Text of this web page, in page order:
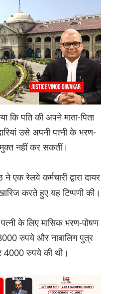
कि पति की अपने माता-पिता
उसे अपनी पत्नी के भरण-
नहीं कर सकतीं।
ने एक रेलवे कर्मचारी द्वारा दायर
करते हुए यह टिप्पणी की।
के लिए मासिक भरण-पोषण
रुपये और नाबालिग पुत्र
रुपये की थी।